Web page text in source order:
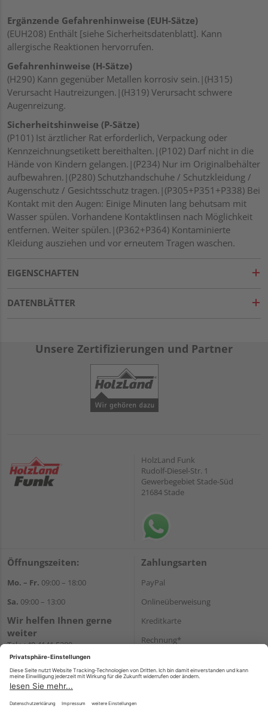
Ergänzende Gefahrenhinweise (EUH-Sätze)
(EUH208) Enthält [siehe Sicherheitsdatenblatt]. Kann
allergische Reaktionen hervorrufen.
Gefahrenhinweise (H-Sätze)
(H290) Kann gegenüber Metallen korrosiv sein.|(H315)
Verursacht Hautreizungen.|(H319) Verursacht schwere
Augenreizung.
Sicherheitshinweise (P-Sätze)
(P101) Ist ärztlicher Rat erforderlich, Verpackung oder
Kennzeichnungsetikett bereithalten.|(P102) Darf nicht in die
Hände von Kindern gelangen.|(P234) Nur im Originalbehälter
aufbewahren.|(P280) Schutzhandschuhe / Schutzkleidung /
Augenschutz / Gesichtsschutz tragen.|(P305+P351+P338) Bei
Kontakt mit den Augen: Einige Minuten lang behutsam mit
Wasser spülen. Vorhandene Kontaktlinsen nach Möglichkeit
entfernen. Weiter spülen.|(P362+P364) Kontaminierte
Kleidung ausziehen und vor erneutem Tragen waschen.
EIGENSCHAFTEN
DATENBLÄTTER
Unsere Zertifizierungen und Partner
HolzLand Funk
Rudolf-Diesel-Str. 1
Gewerbegebiet Stade-Süd
21684 Stade
Öffnungszeiten:
Mo. – Fr. 09:00 – 18:00
Sa. 09:00 – 13:00
Wir helfen Ihnen gerne
weiter
Tel.:+49 4141 5380
E-Mail:shop@holzland-funk.de
WhatsApp
Zahlungsarten
PayPal
Onlineüberweisung
Kreditkarte
Rechnung*
Versand